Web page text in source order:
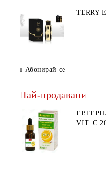
TERRY
Абонирай се
Най-продавани
VIT. C